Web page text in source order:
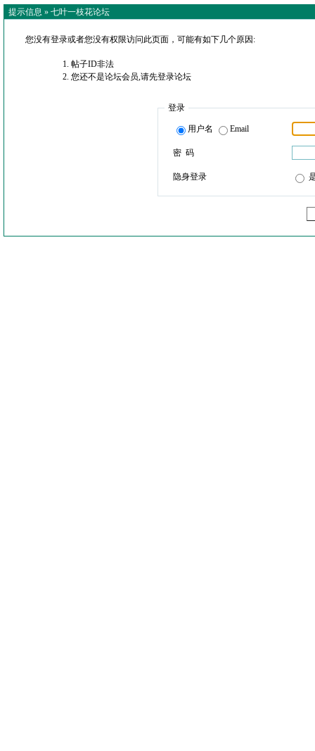
提示信息 » 七叶一枝花论坛
您没有登录或者您没有权限访问此页面，可能有如下几个原因:
帖子ID非法
您还不是论坛会员,请先登录论坛
登录
用户名 Email
密 码
隐身登录